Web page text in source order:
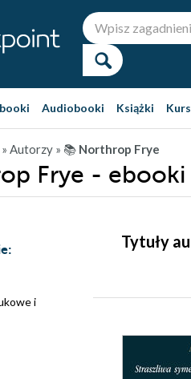
Audiobooki Książki
» Autorzy » 📚 Northrop Frye
Frye - ebooki
i
Tytuły